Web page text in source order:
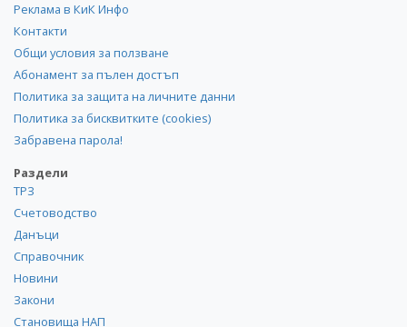
Реклама в КиК Инфо
Контакти
Общи условия за ползване
Абонамент за пълен достъп
Политика за защита на личните данни
Политика за бисквитките (cookies)
Забравена парола!
Раздели
ТРЗ
Счетоводство
Данъци
Справочник
Новини
Закони
Становища НАП